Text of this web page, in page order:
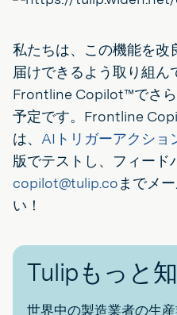
私たちは、この機能を改
届けできるよう取り組ん
Frontline Copilot™でさ
予定です。Frontline
は、 AIトリガーアクショ
版でテストし、フィード
copilot@tulip.co までメ
い！
Tulipもっと
世界中の製造業者の生